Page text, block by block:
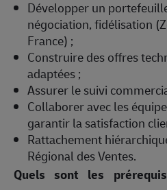
Développer un
négociation, fidélisation
France) ;
Construire des offres
adaptées ;
Assurer le suivi
Collaborer avec les
garantir la satisfaction
Rattachement
Régional des Ventes.
Quels sont les